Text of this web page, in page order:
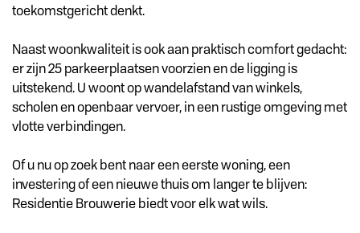
toekomstgericht denkt.
Naast woonkwaliteit is ook aan praktisch comfort gedacht:
er zijn 25 parkeerplaatsen voorzien en de ligging is
uitstekend. U woont op wandelafstand van winkels,
scholen en openbaar vervoer, in een rustige omgeving met
vlotte verbindingen.
Of u nu op zoek bent naar een eerste woning, een
investering of een nieuwe thuis om langer te blijven:
Residentie Brouwerie biedt voor elk wat wils.